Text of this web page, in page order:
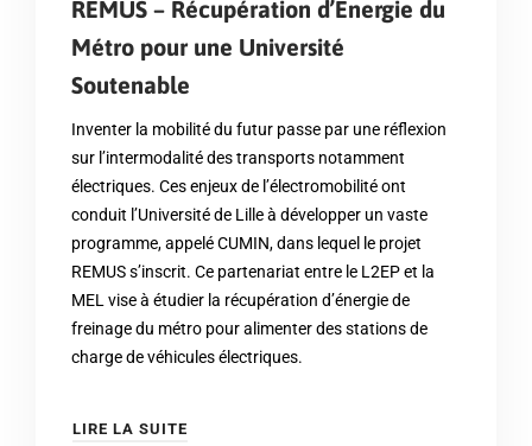
REMUS – Récupération d’Energie du
Métro pour une Université
Soutenable
Inventer la mobilité du futur passe par une réflexion
sur l’intermodalité des transports notamment
électriques. Ces enjeux de l’électromobilité ont
conduit l’Université de Lille à développer un vaste
programme, appelé CUMIN, dans lequel le projet
REMUS s’inscrit. Ce partenariat entre le L2EP et la
MEL vise à étudier la récupération d’énergie de
freinage du métro pour alimenter des stations de
charge de véhicules électriques.
LIRE LA SUITE